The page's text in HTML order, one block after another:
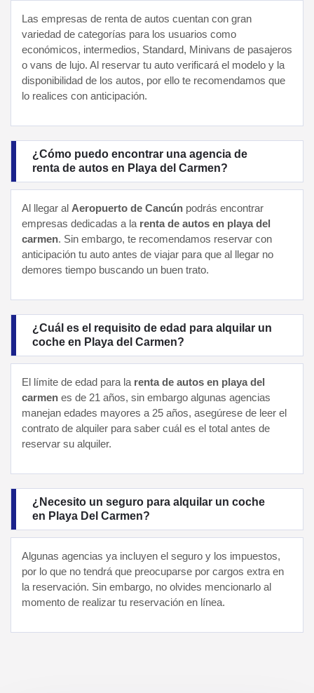
Las empresas de renta de autos cuentan con gran
variedad de categorías para los usuarios como
económicos, intermedios, Standard, Minivans de pasajeros
o vans de lujo. Al reservar tu auto verificará el modelo y la
disponibilidad de los autos, por ello te recomendamos que
lo realices con anticipación.
¿Cómo puedo encontrar una agencia de
renta de autos en Playa del Carmen?
Al llegar al Aeropuerto de Cancún podrás encontrar
empresas dedicadas a la renta de autos en playa del
carmen. Sin embargo, te recomendamos reservar con
anticipación tu auto antes de viajar para que al llegar no
demores tiempo buscando un buen trato.
¿Cuál es el requisito de edad para alquilar un
coche en Playa del Carmen?
El límite de edad para la renta de autos en playa del
carmen es de 21 años, sin embargo algunas agencias
manejan edades mayores a 25 años, asegúrese de leer el
contrato de alquiler para saber cuál es el total antes de
reservar su alquiler.
¿Necesito un seguro para alquilar un coche
en Playa Del Carmen?
Algunas agencias ya incluyen el seguro y los impuestos,
por lo que no tendrá que preocuparse por cargos extra en
la reservación. Sin embargo, no olvides mencionarlo al
momento de realizar tu reservación en línea.